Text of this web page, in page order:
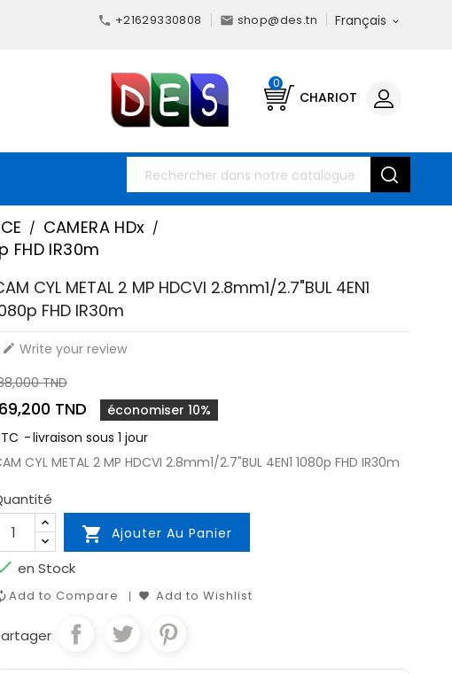
Français 
 +21629330808  shop@des.tn
CHARIOT
0
CAMERA HDx
FHD IR30m
CYL METAL 2 MP HDCVI 2.8mm1/2.7"BUL 4EN1
FHD IR30m
 Write your review
TND
TND
économiser 10%
livraison sous 1 jour
CYL METAL 2 MP HDCVI 2.8mm1/2.7"BUL 4EN1 1080p FHD IR30m
 Ajouter Au Panier
en Stock
Add to Compare Add to Wishlist